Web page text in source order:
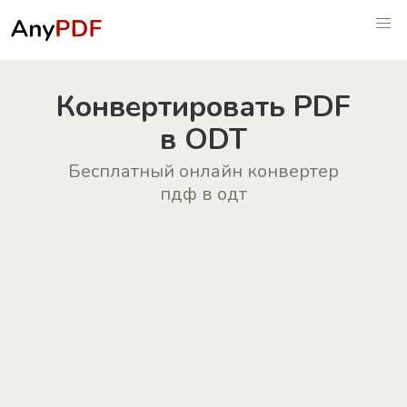
Конвертировать PDF
в ODT
Бесплатный онлайн конвертер
пдф в одт